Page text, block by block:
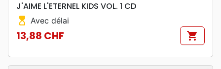
J'AIME L'ETERNEL KIDS VOL. 1 CD
hourglass_top Avec délai
Prix
13,88 CHF shopping_cart